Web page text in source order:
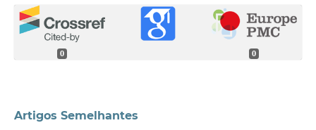
0 0
Artigos Semelhantes